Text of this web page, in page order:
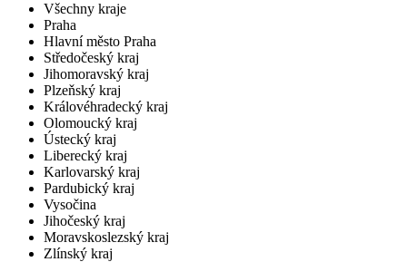
Všechny kraje
Praha
Hlavní město Praha
Středočeský kraj
Jihomoravský kraj
Plzeňský kraj
Královéhradecký kraj
Olomoucký kraj
Ústecký kraj
Liberecký kraj
Karlovarský kraj
Pardubický kraj
Vysočina
Jihočeský kraj
Moravskoslezský kraj
Zlínský kraj